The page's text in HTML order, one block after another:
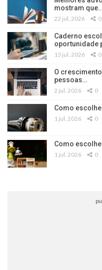
mostram
22 jul, 2026 0
Caderno
oportunidade
13 jul, 2026 0
O
pessoas…
2 jul, 2026 0
Como
1 jul, 2026 0
Como
1 jul, 2026 0